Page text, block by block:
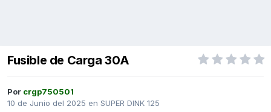
Fusible de Carga 30A
Por crgp750501
10 de Junio del 2025 en SUPER DINK 125